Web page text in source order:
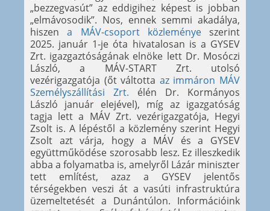
„bezzegvasút” az eddigihez képest is jobban
„elmávosodik”. Nos, ennek semmi akadálya,
hiszena MÁV-csoport közleményeszerint
2025. január 1-je óta hivatalosan is a GYSEV
Zrt. igazgaztóságának elnöke lett Dr. Mosóczi
László, a MÁV-START Zrt. utolsó
vezérigazgatója (őt váltotta az immáron MÁV
Személyszállítási Zrt. élén Dr. Kormányos
László január elejével), míg az igazgatóság
tagja lett a MÁV Zrt. vezérigazgatója, Hegyi
Zsolt is. A lépéstől a közlemény szerint Hegyi
Zsolt azt várja, hogy a MÁV és a GYSEV
együttműködése szorosabb lesz. Ez illeszkedik
abba a folyamatba is, amelyről Lázár miniszter
tett említést, azaz a GYSEV jelentős
térségekben veszi át a vasúti infrastruktúra
üzemeltetését a Dunántúlon. Információink